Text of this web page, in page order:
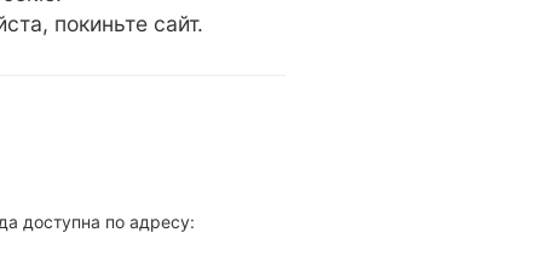
покиньте сайт.
доступна по адресу: